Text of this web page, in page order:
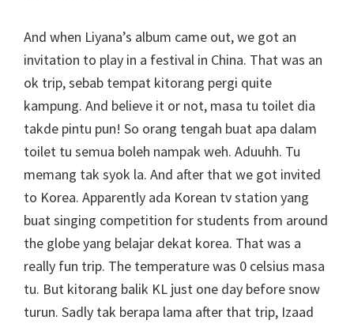
And when Liyana’s album came out, we got an
invitation to play in a festival in China. That was an
ok trip, sebab tempat kitorang pergi quite
kampung. And believe it or not, masa tu toilet dia
takde pintu pun! So orang tengah buat apa dalam
toilet tu semua boleh nampak weh. Aduuhh. Tu
memang tak syok la. And after that we got invited
to Korea. Apparently ada Korean tv station yang
buat singing competition for students from around
the globe yang belajar dekat korea. That was a
really fun trip. The temperature was 0 celsius masa
tu. But kitorang balik KL just one day before snow
turun. Sadly tak berapa lama after that trip, Izaad